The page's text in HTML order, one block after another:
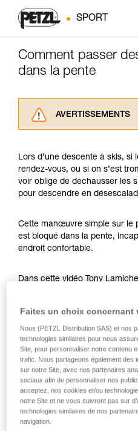
SPORT
Comment passer
dans la pente
AVERTISSEMENTS
consulter. Vous
informations de la
pouvoir comprendre
d’informations.
formation et un
avec un
la manipulation, seul,
liées à votre activité.
Lors d’une descente à skis, si
rendez-vous, ou si on s’est
voir obligé de déchausser les
pour descendre en
Cette manœuvre simple sur le
est bloqué dans la pente,
endroit confortable.
Dans cette vidéo Tony
tout autre ancrage improvisé,
perdre l’équilibre ou de
manipulations de matériel.
Attention, Tony Lamiche
pour sangler ses crampons,
confort, mais un risque plus
entre eux pendant la marche.
Faites un choix concernant
Nous (PETZL Distribution SAS) et nos
technologies similaires pour nous
Site, pour personnaliser notre contenu
trafic. Nous partageons également des
sur notre Site, avec nos partenaires
sociaux afin de personnaliser nos
acceptez, nos cookies et/ou
notre Site et ne vous suivront pas sur
technologies similaires de nos
navigation.